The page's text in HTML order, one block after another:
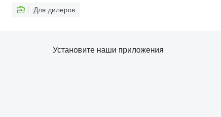
Для дилеров
Установите наши приложения